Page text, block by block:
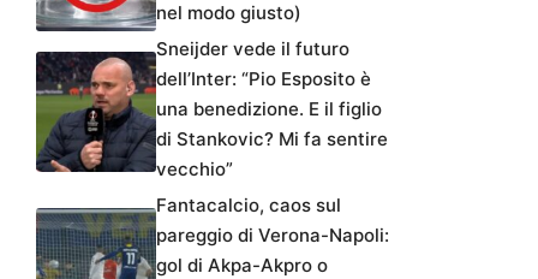
nel modo giusto)
Sneijder vede il futuro
dell’Inter: “Pio Esposito è
una benedizione. E il figlio
di Stankovic? Mi fa sentire
vecchio”
Fantacalcio, caos sul
pareggio di Verona-Napoli:
gol di Akpa-Akpro o